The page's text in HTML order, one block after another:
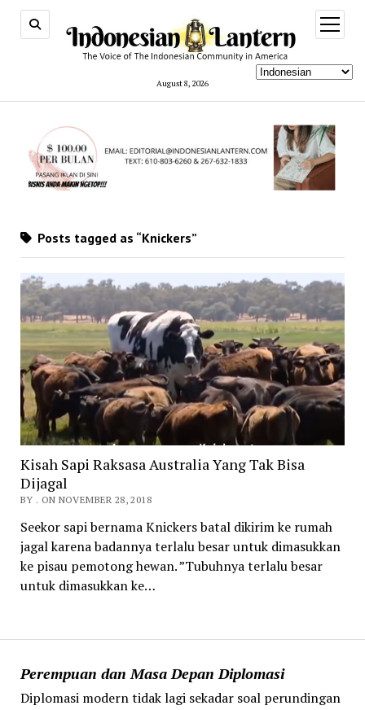
August 8, 2026
open
menu
Perempuan dan Masa Depan Diplomasi
Diplomasi modern tidak lagi sekadar soal perundingan
Posts tagged as “Knickers”
Kisah Sapi Raksasa Australia Yang Tak Bisa
Dijagal
BY . ON NOVEMBER 28, 2018
Seekor sapi bernama Knickers batal dikirim ke rumah
jagal karena badannya terlalu besar untuk dimasukkan
ke pisau pemotong hewan. ”Tubuhnya terlalu besar
untuk dimasukkan ke…